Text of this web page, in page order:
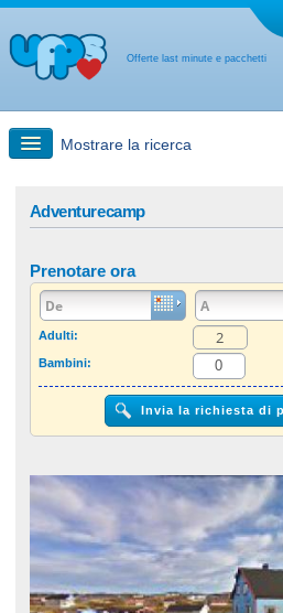
Offerte last minute e pacchetti
Mostrare la ricerca
Offerta last minute + Offerta
Altro paese
Adventurecamp
Prenotare ora
Adulti:
Bambini: